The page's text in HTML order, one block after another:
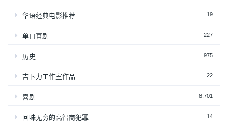
华语经典电影推荐 19
单口喜剧 227
历史 975
吉卜力工作室作品 22
喜剧 8,701
回味无穷的高智商犯罪 14